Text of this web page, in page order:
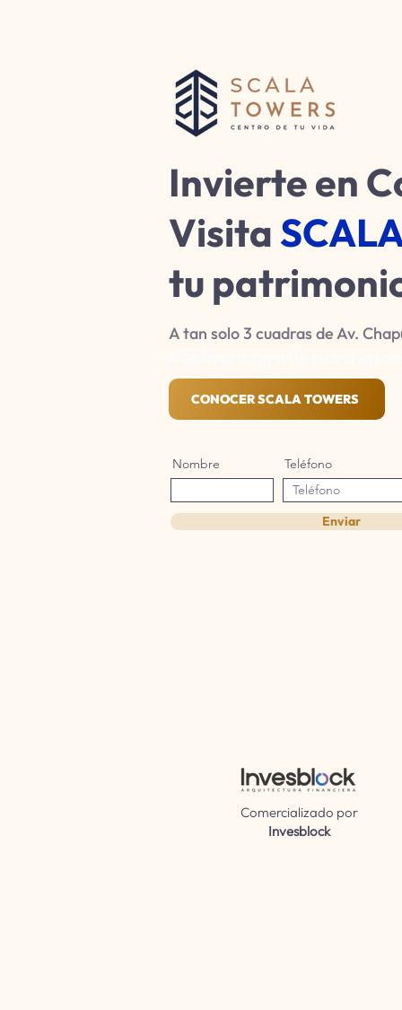
Invierte en
Visita
tu
CONOCER SCALA TOWERS
A tan solo 3 cuadras de Av.
Nombre Teléfono
Enviar
Comercializado por
Invesblock